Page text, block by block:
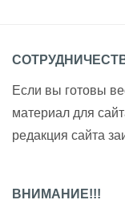
Если вы готовы
материал для
редакция сайта
ВНИМАНИЕ!!!